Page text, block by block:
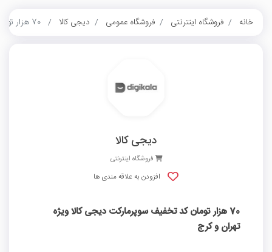
خانه فروشگاه اینترنتی فروشگاه عمومی دیجی کالا
دیجی کالا
فروشگاه اینترنتی
افزودن به علاقه مندی ها
70 هزار تومان کد تخفیف سوپرمارکت دیجی کالا ویژه
تهران و کرج